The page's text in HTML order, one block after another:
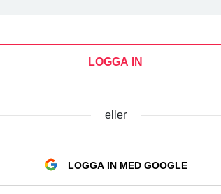
LOGGA IN
eller
LOGGA IN MED GOOGLE